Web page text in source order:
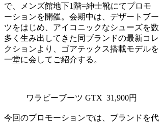
で、メンズ館地下1階=紳士靴にてプロモ
ーションを開催。会期中は、デザートブー
ツをはじめ、アイコニックなシューズを数
多く生み出してきた同ブランドの最新コレ
クションより、ゴアテックス搭載モデルを
一堂に会してご紹介する。
ワラビーブーツ GTX 31,900円
今回のプロモーションでは、ブランドを代